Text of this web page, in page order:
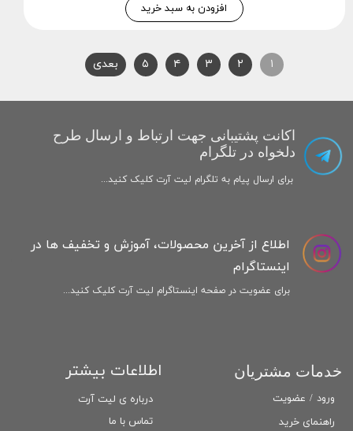
افزودن به سبد خرید
۱ ۲ ۳ ۴ ۵ بعدی
راهنمای خرید
خدمات مشتریان
اکانت پشتیبانی جهت ارتباط و ارسال طرح
دلخواه در تلگرام
برای ارسال پیام به تلگرام لیت آرت کلیک کنید...
اطلاعات بیشتر
درباره ی لیت آرت
تماس با ما
اطلاع از آخرین محصولات، آموزش و تخفیف ها در
اینستاگرام
برای عضویت در صفحه اینستاگرام لیت آرت کلیک کنید...
ورود / عضویت